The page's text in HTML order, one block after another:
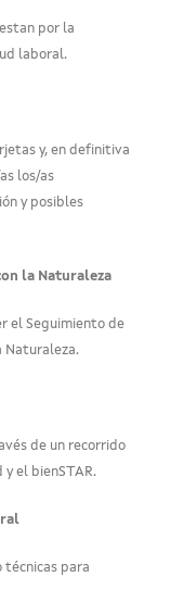
por la
laboral.
y, en definitiva
los/as
y posibles
la Naturaleza
el Seguimiento de
Naturaleza.
de un recorrido
y el bienSTAR.
técnicas para